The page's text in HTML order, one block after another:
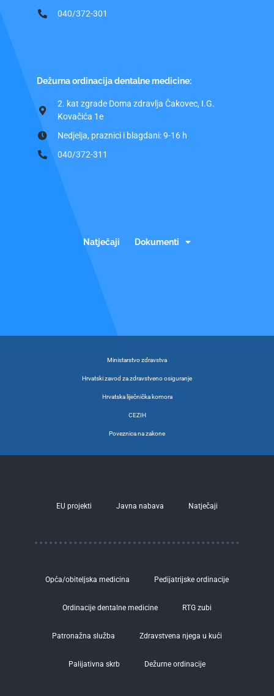
040/372-301
Dežurna ordinacija dentalne medicine:
2. kat zgrade Doma zdravlja Čakovec, I.G.
Kovačića 1e
Nedjelja, praznici i blagdani: 9-16 h
040/372-311
Natječaji Dokumenti
Ministarstvo zdravstva
Hrvatski zavod za zdravstveno osiguranje
Hrvatska liječnička komora
CEZIH
Poveznica na zakone
EU projekti Javna nabava Natječaji
Opća/obiteljska medicina Pedijatrijske ordinacije
Ordinacije dentalne medicine RTG zubi
Patronažna služba Zdravstvena njega u kući
Palijativna skrb Dežurne ordinacije